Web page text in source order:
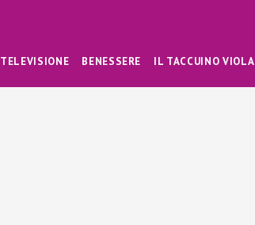
TELEVISIONE BENESSERE IL TACCUINO VIOLA